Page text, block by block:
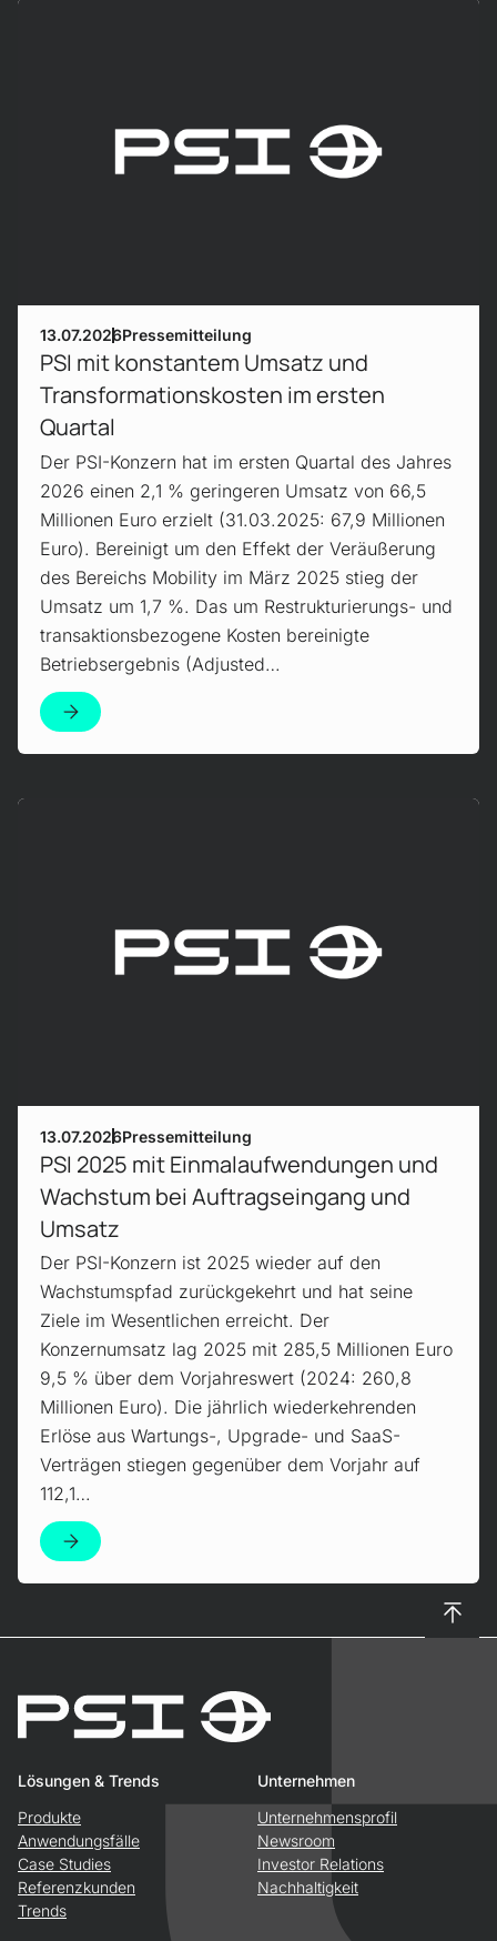
13.07.2026Pressemitteilung
PSI mit konstantem Umsatz und
Transformationskosten im ersten
Quartal
Der PSI-Konzern hat im ersten Quartal des Jahres
2026 einen 2,1 % geringeren Umsatz von 66,5
Millionen Euro erzielt (31.03.2025: 67,9 Millionen
Euro). Bereinigt um den Effekt der Veräußerung
des Bereichs Mobility im März 2025 stieg der
Umsatz um 1,7 %. Das um Restrukturierungs- und
transaktionsbezogene Kosten bereinigte
Betriebsergebnis (Adjusted…
13.07.2026Pressemitteilung
PSI 2025 mit Einmalaufwendungen und
Wachstum bei Auftragseingang und
Umsatz
Der PSI-Konzern ist 2025 wieder auf den
Wachstumspfad zurückgekehrt und hat seine
Ziele im Wesentlichen erreicht. Der
Konzernumsatz lag 2025 mit 285,5 Millionen Euro
9,5 % über dem Vorjahreswert (2024: 260,8
Millionen Euro). Die jährlich wiederkehrenden
Erlöse aus Wartungs-, Upgrade- und SaaS-
Verträgen stiegen gegenüber dem Vorjahr auf
112,1…
Lösungen & Trends
Produkte
Anwendungsfälle
Case Studies
Referenzkunden
Trends
Unternehmen
Unternehmensprofil
Newsroom
Investor Relations
Nachhaltigkeit
Nach